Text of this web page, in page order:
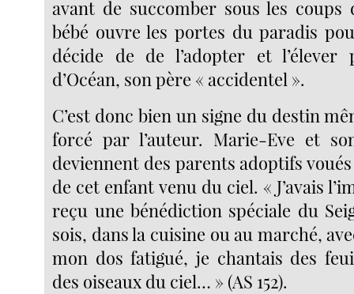
avant de succomber sous les coups
bébé ouvre les portes du paradis
décide de de l’adopter et
d’Océan, son père « accidentel ».
C’est donc bien un signe du destin
forcé par l’auteur. Marie-Eve et
deviennent des parents adoptifs
de cet enfant venu du ciel. « J’avais
reçu une bénédiction spéciale du
sois, dans la cuisine ou au marché,
mon dos fatigué, je chantais des
des oiseaux du ciel… » (AS 152).